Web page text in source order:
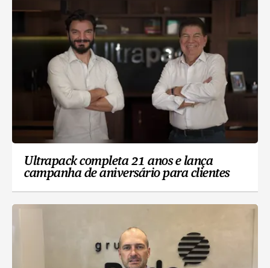
Ultrapack completa 21 anos e lança
campanha de aniversário para clientes